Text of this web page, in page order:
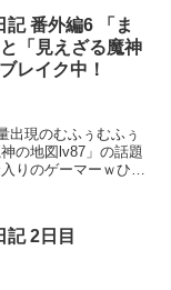
記 番外編6 「ま
「見えざる魔神
レイク中！
出現のむふぅむふぅ
の地図lv87」の話題
りのゲーマーｗひろ
記 2日目